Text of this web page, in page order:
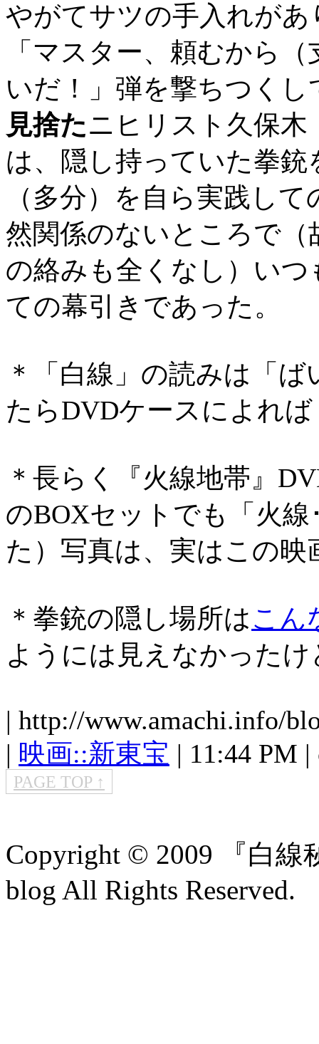
やがてサツの手入れが
「マスター、頼むから
いだ！」弾を撃ちつく
見捨たニヒリスト久保
は、隠し持っていた拳
（多分）を自ら実践し
然関係のないところで
の絡みも全くなし）いつ
ての幕引きであった。
＊「白線」の読みは「
たらDVDケースによれ
＊長らく『火線地帯』
のBOXセットでも「火
た）写真は、実はこの映
＊拳銃の隠し場所はこん
ようには見えなかったけ
| http://www.amachi.info/
| 映画::新東宝 | 11:44 PM
PAGE TOP ↑
Copyright © 2009 『白
blog All Rights Reserved.